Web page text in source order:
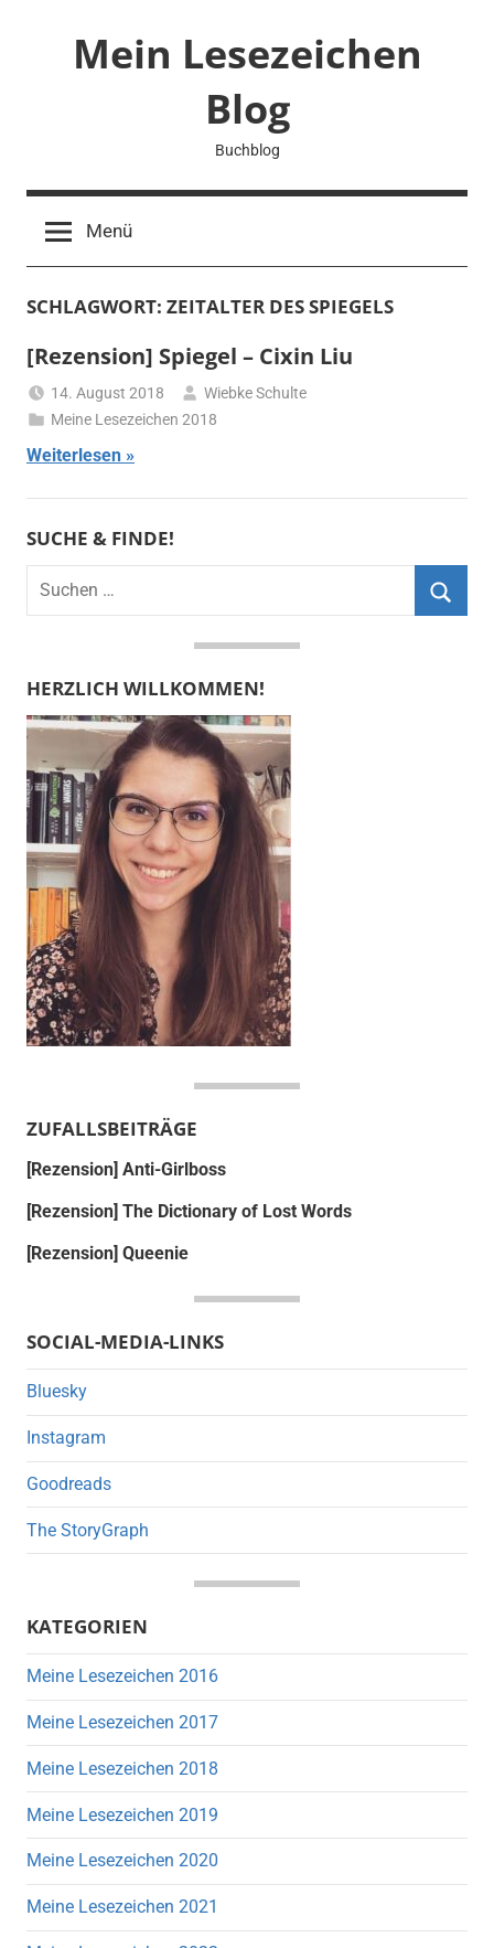
Mein Lesezeichen
Blog
Buchblog
Menü
SCHLAGWORT: ZEITALTER DES SPIEGELS
[Rezension] Spiegel – Cixin Liu
14. August 2018
Wiebke Schulte
Meine Lesezeichen 2018
Weiterlesen
SUCHE & FINDE!
Suchen
HERZLICH WILLKOMMEN!
ZUFALLSBEITRÄGE
[Rezension] Anti-Girlboss
[Rezension] The Dictionary of Lost Words
[Rezension] Queenie
SOCIAL-MEDIA-LINKS
Bluesky
Instagram
Goodreads
The StoryGraph
KATEGORIEN
Meine Lesezeichen 2016
Meine Lesezeichen 2017
Meine Lesezeichen 2018
Meine Lesezeichen 2019
Meine Lesezeichen 2020
Meine Lesezeichen 2021